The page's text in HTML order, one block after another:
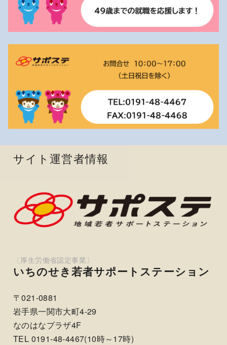
サイト運営者情報
いちのせき若者サポートステーション
〒021-0881
岩手県一関市大町4-29
なのはなプラザ4F
TEL 0191-48-4467(10時～17時)